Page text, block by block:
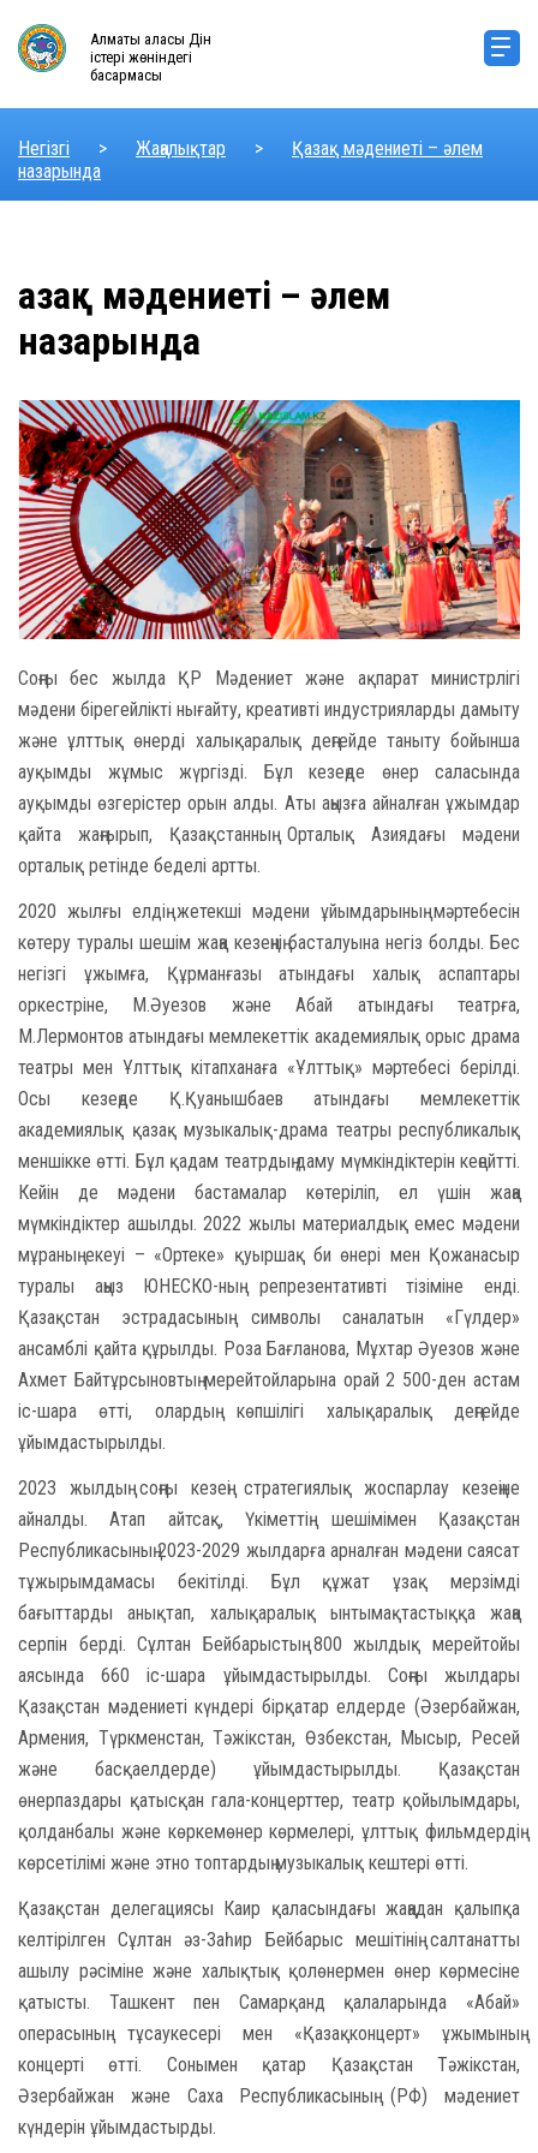
Алматы қаласы Дін
істері жөніндегі
басқармасы
Негізгі > Жаңалықтар >
Қазақ мәдениеті – әлем
назарында
Қазақ мәдениеті – әлем
назарында
Соңғы бес жылда ҚР Мәдениет және ақпарат министрлігі
мәдени бірегейлікті нығайту, креативті индустрияларды дамыту
және ұлттық өнерді халықаралық деңгейде таныту бойынша
ауқымды жұмыс жүргізді. Бұл кезеңде өнер саласында
ауқымды өзгерістер орын алды. Аты аңызға айналған ұжымдар
қайта жаңғырып, Қазақстанның Орталық Азиядағы мәдени
орталық ретінде беделі артты.
2020 жылғы елдің жетекші мәдени ұйымдарының мәртебесін
көтеру туралы шешім жаңа кезеңнің басталуына негіз болды. Бес
негізгі ұжымға, Құрманғазы атындағы халық аспаптары
оркестріне, М.Әуезов және Абай атындағы театрға,
М.Лермонтов атындағы мемлекеттік академиялық орыс драма
театры мен Ұлттық кітапханаға «Ұлттық» мәртебесі берілді.
Осы кезеңде Қ.Қуанышбаев атындағы мемлекеттік
академиялық қазақ музыкалық-драма театры республикалық
меншікке өтті. Бұл қадам театрдың даму мүмкіндіктерін кеңейтті.
Кейін де мәдени бастамалар көтеріліп, ел үшін жаңа
мүмкіндіктер ашылды. 2022 жылы материалдық емес мәдени
мұраның екеуі – «Ортеке» қуыршақ би өнері мен Қожанасыр
туралы аңыз ЮНЕСКО-ның репрезентативті тізіміне енді.
Қазақстан эстрадасының символы саналатын «Гүлдер»
ансамблі қайта құрылды. Роза Бағланова, Мұхтар Әуезов және
Ахмет Байтұрсыновтың мерейтойларына орай 2 500-ден астам
іс-шара өтті, олардың көпшілігі халықаралық деңгейде
ұйымдастырылды.
2023 жылдың соңғы кезеңі стратегиялық жоспарлау кезеңіне
айналды. Атап айтсақ, Үкіметтің шешімімен Қазақстан
Республикасының 2023-2029 жылдарға арналған мәдени саясат
тұжырымдамасы бекітілді. Бұл құжат ұзақ мерзімді
бағыттарды анықтап, халықаралық ынтымақтастыққа жаңа
серпін берді. Сұлтан Бейбарыстың 800 жылдық мерейтойы
аясында 660 іс-шара ұйымдастырылды. Соңғы жылдары
Қазақстан мәдениеті күндері бірқатар елдерде (Әзербайжан,
Армения, Түркменстан, Тәжікстан, Өзбекстан, Мысыр, Ресей
және басқаелдерде) ұйымдастырылды. Қазақстан
өнерпаздары қатысқан гала-концерттер, театр қойылымдары,
қолданбалы және көркемөнер көрмелері, ұлттық фильмдердің
көрсетілімі және этно топтардың музыкалық кештері өтті.
Қазақстан делегациясы Каир қаласындағы жаңадан қалыпқа
келтірілген Сұлтан әз-Заһир Бейбарыс мешітінің салтанатты
ашылу рәсіміне және халықтық қолөнермен өнер көрмесіне
қатысты. Ташкент пен Самарқанд қалаларында «Абай»
операсының тұсаукесері мен «Қазақконцерт» ұжымының
концерті өтті. Сонымен қатар Қазақстан Тәжікстан,
Әзербайжан және Саха Республикасының (РФ) мәдениет
күндерін ұйымдастырды.